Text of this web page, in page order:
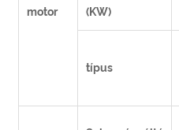
motor (KW)
típus